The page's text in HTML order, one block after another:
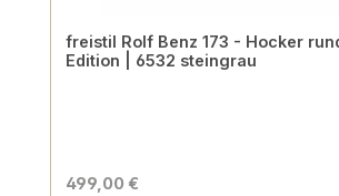
freistil Rolf Benz 173 - Hocker
Edition | 6532 steingrau
499,00 €